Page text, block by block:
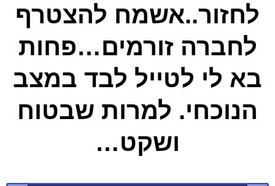
לחזור..אשמח להצטרף
לחברה זורמים…פחות
בא לי לטייל לבד במצב
הנוכחי. למרות שבטוח
ושקט…